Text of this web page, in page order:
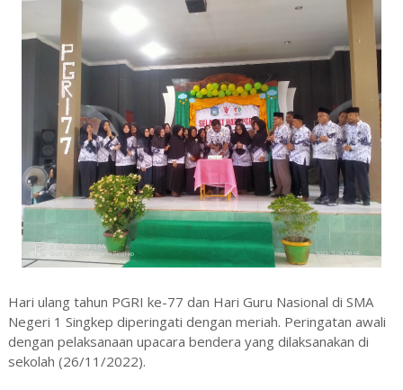
Hari ulang tahun PGRI ke-77 dan Hari Guru Nasional di SMA
Negeri 1 Singkep diperingati dengan meriah. Peringatan awali
dengan pelaksanaan upacara bendera yang dilaksanakan di
sekolah (26/11/2022).